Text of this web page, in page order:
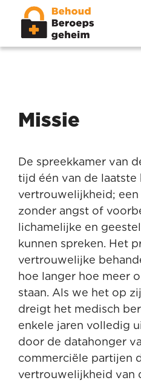
naar
Missie
De spreekkamer van
tijd één van de laatste
vertrouwelijkheid; een
zonder angst of
lichamelijke en
kunnen spreken. Het
vertrouwelijke
hoe langer hoe meer
staan. Als we het op
dreigt het medisch
enkele jaren volledig
door de datahonger
commerciële partijen
vertrouwelijkheid van